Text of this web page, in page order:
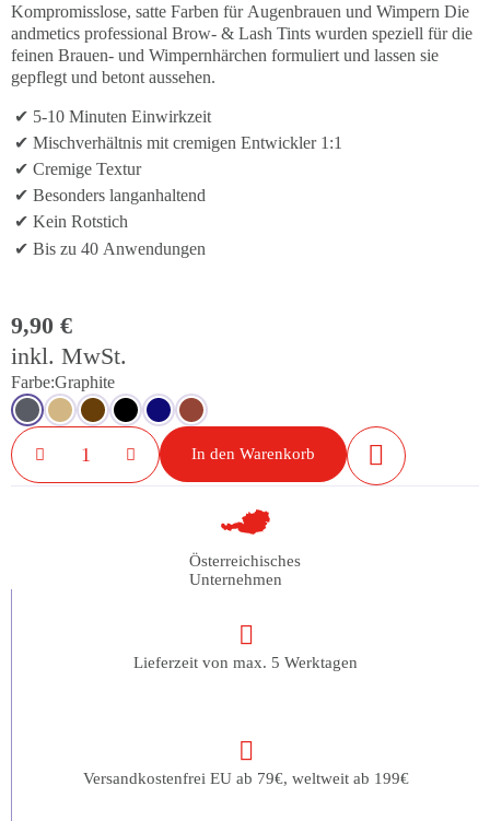
Kompromisslose, satte Farben für Augenbrauen und Wimpern Die
andmetics professional Brow- & Lash Tints wurden speziell für die
feinen Brauen- und Wimpernhärchen formuliert und lassen sie
gepflegt und betont aussehen.
5-10 Minuten Einwirkzeit
Mischverhältnis mit cremigen Entwickler 1:1
Cremige Textur
Besonders langanhaltend
Kein Rotstich
Bis zu 40 Anwendungen
9,90 €
inkl. MwSt.
Farbe Graphite
In den Warenkorb
Österreichisches
Unternehmen
Lieferzeit von max. 5 Werktagen
Versandkostenfrei EU ab 79€, weltweit ab 199€